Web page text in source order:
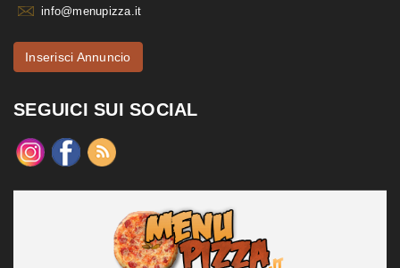
info@menupizza.it
Inserisci Annuncio
SEGUICI SUI SOCIAL